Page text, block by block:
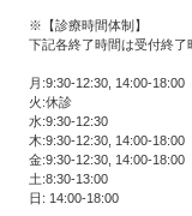
※【診療時間体制】
下記各終了時間は受付終了
月:9:30-12:30, 14:00-18:00
火:休診
水:9:30-12:30
木:9:30-12:30, 14:00-18:00
金:9:30-12:30, 14:00-18:00
土:8:30-13:00
日: 14:00-18:00